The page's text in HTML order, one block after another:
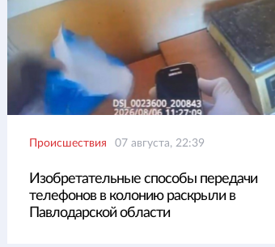
Происшествия 07 августа, 22:39
Изобретательные способы передачи
телефонов в колонию раскрыли в
Павлодарской области